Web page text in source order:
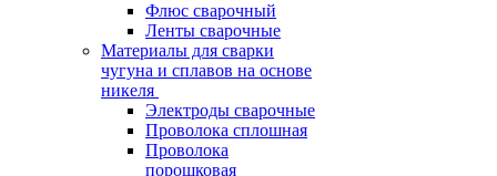
Флюс сварочный
Ленты сварочные
Материалы для сварки
чугуна и сплавов на основе
никеля
Электроды сварочные
Проволока сплошная
Проволока
порошковая